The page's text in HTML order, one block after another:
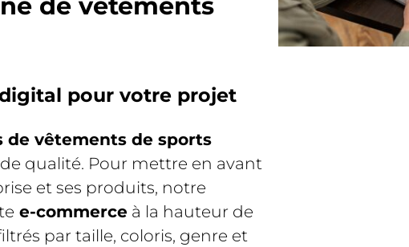
de vêtements
pour votre projet
vêtements de sports
qualité. Pour mettre en avant
et ses produits, notre
e-commerce à la hauteur de
par taille, coloris, genre et